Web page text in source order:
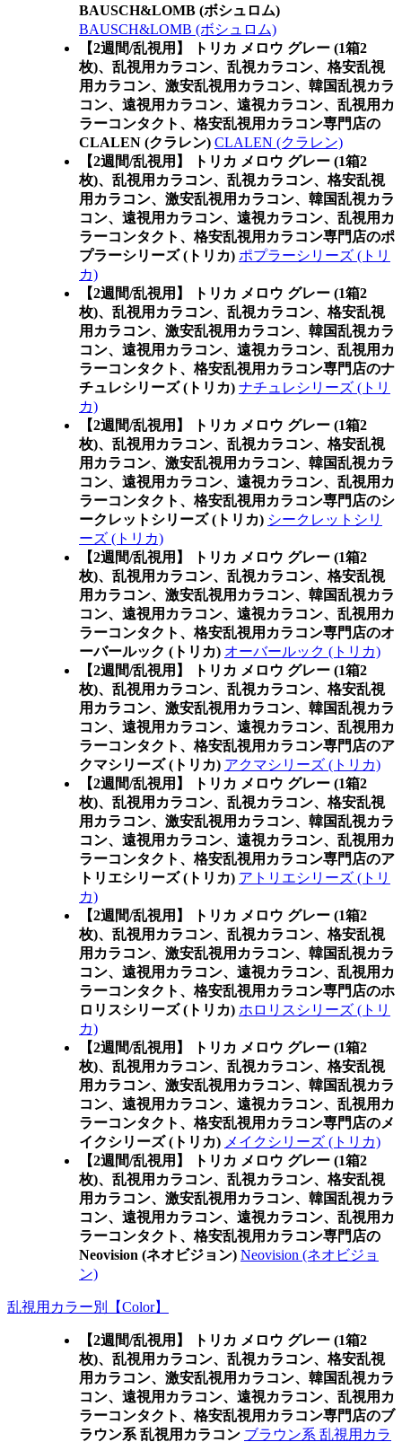
BAUSCH&LOMB (ボシュロム)
BAUSCH&LOMB (ボシュロム)
【2週間/乱視用】 トリカ メロウ グレー (1箱2
枚)、乱視用カラコン、乱視カラコン、格安乱視
用カラコン、激安乱視用カラコン、韓国乱視カラ
コン、遠視用カラコン、遠視カラコン、乱視用カ
ラーコンタクト、格安乱視用カラコン専門店の
CLALEN (クラレン) CLALEN (クラレン)
【2週間/乱視用】 トリカ メロウ グレー (1箱2
枚)、乱視用カラコン、乱視カラコン、格安乱視
用カラコン、激安乱視用カラコン、韓国乱視カラ
コン、遠視用カラコン、遠視カラコン、乱視用カ
ラーコンタクト、格安乱視用カラコン専門店のポ
プラーシリーズ (トリカ) ポプラーシリーズ (トリ
カ)
【2週間/乱視用】 トリカ メロウ グレー (1箱2
枚)、乱視用カラコン、乱視カラコン、格安乱視
用カラコン、激安乱視用カラコン、韓国乱視カラ
コン、遠視用カラコン、遠視カラコン、乱視用カ
ラーコンタクト、格安乱視用カラコン専門店のナ
チュレシリーズ (トリカ) ナチュレシリーズ (トリ
カ)
【2週間/乱視用】 トリカ メロウ グレー (1箱2
枚)、乱視用カラコン、乱視カラコン、格安乱視
用カラコン、激安乱視用カラコン、韓国乱視カラ
コン、遠視用カラコン、遠視カラコン、乱視用カ
ラーコンタクト、格安乱視用カラコン専門店のシ
ークレットシリーズ (トリカ) シークレットシリ
ーズ (トリカ)
【2週間/乱視用】 トリカ メロウ グレー (1箱2
枚)、乱視用カラコン、乱視カラコン、格安乱視
用カラコン、激安乱視用カラコン、韓国乱視カラ
コン、遠視用カラコン、遠視カラコン、乱視用カ
ラーコンタクト、格安乱視用カラコン専門店のオ
ーバールック (トリカ) オーバールック (トリカ)
【2週間/乱視用】 トリカ メロウ グレー (1箱2
枚)、乱視用カラコン、乱視カラコン、格安乱視
用カラコン、激安乱視用カラコン、韓国乱視カラ
コン、遠視用カラコン、遠視カラコン、乱視用カ
ラーコンタクト、格安乱視用カラコン専門店のア
クマシリーズ (トリカ) アクマシリーズ (トリカ)
【2週間/乱視用】 トリカ メロウ グレー (1箱2
枚)、乱視用カラコン、乱視カラコン、格安乱視
用カラコン、激安乱視用カラコン、韓国乱視カラ
コン、遠視用カラコン、遠視カラコン、乱視用カ
ラーコンタクト、格安乱視用カラコン専門店のア
トリエシリーズ (トリカ) アトリエシリーズ (トリ
カ)
【2週間/乱視用】 トリカ メロウ グレー (1箱2
枚)、乱視用カラコン、乱視カラコン、格安乱視
用カラコン、激安乱視用カラコン、韓国乱視カラ
コン、遠視用カラコン、遠視カラコン、乱視用カ
ラーコンタクト、格安乱視用カラコン専門店のホ
ロリスシリーズ (トリカ) ホロリスシリーズ (トリ
カ)
【2週間/乱視用】 トリカ メロウ グレー (1箱2
枚)、乱視用カラコン、乱視カラコン、格安乱視
用カラコン、激安乱視用カラコン、韓国乱視カラ
コン、遠視用カラコン、遠視カラコン、乱視用カ
ラーコンタクト、格安乱視用カラコン専門店のメ
イクシリーズ (トリカ) メイクシリーズ (トリカ)
【2週間/乱視用】 トリカ メロウ グレー (1箱2
枚)、乱視用カラコン、乱視カラコン、格安乱視
用カラコン、激安乱視用カラコン、韓国乱視カラ
コン、遠視用カラコン、遠視カラコン、乱視用カ
ラーコンタクト、格安乱視用カラコン専門店の
Neovision (ネオビジョン) Neovision (ネオビジョ
ン)
乱視用カラー別【Color】
【2週間/乱視用】 トリカ メロウ グレー (1箱2
枚)、乱視用カラコン、乱視カラコン、格安乱視
用カラコン、激安乱視用カラコン、韓国乱視カラ
コン、遠視用カラコン、遠視カラコン、乱視用カ
ラーコンタクト、格安乱視用カラコン専門店のブ
ラウン系 乱視用カラコン ブラウン系 乱視用カラ